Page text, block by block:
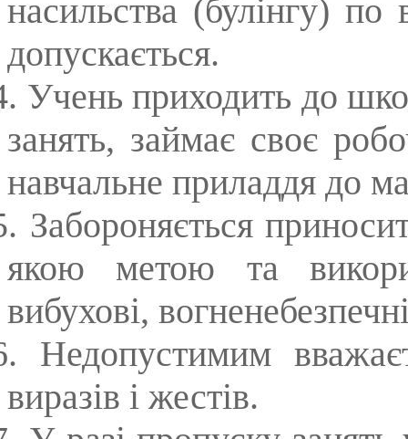
насильства (булінгу)
допускається.
Учень приходить до
занять, займає своє
навчальне приладдя до
Забороняється
якою метою та
вибухові,
Недопустимим
виразів і жестів.